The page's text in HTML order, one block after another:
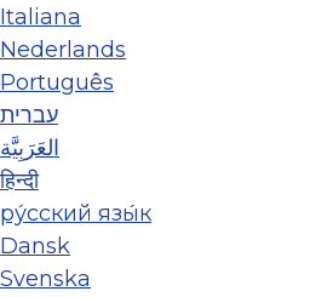
Italiana
Nederlands
Português
עברית
العَرَبِيَّة
हिन्दी
ру́сский язы́к
Dansk
Svenska